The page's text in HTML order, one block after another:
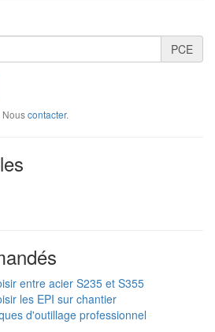
PCE
Nouscontacter.
entre acier S235 et S355
les EPI sur chantier
d'outillage professionnel